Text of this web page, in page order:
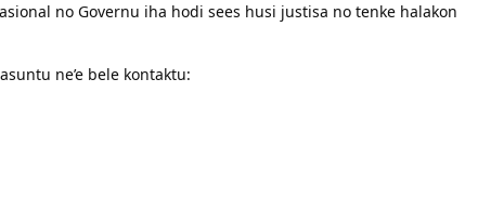
no Governu iha hodi sees husi justisa no tenke halakon
ne’e bele kontaktu: